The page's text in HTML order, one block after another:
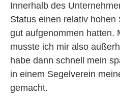
Innerhalb des
Status einen relativ hohen
gut aufgenommen hatten.
musste ich mir also
habe dann schnell mein
in einem Segelverein
gemacht.